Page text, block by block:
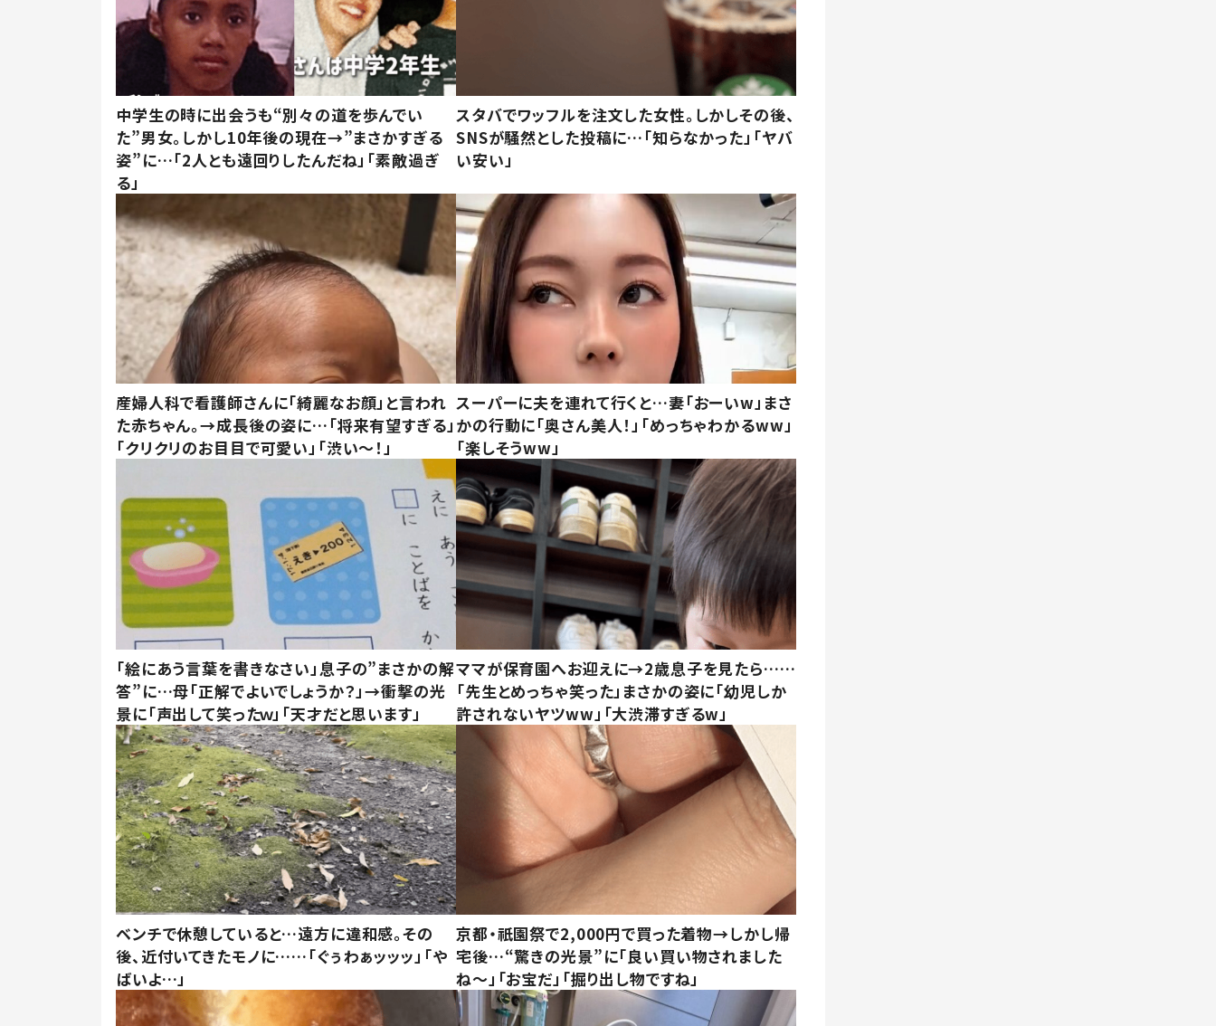
中学生の時に出会うも“別々の道を歩んでい
た”男女。しかし10年後の現在→”まさかすぎる
姿”に…「2人とも遠回りしたんだね」「素敵過ぎ
る」
スタバでワッフルを注文した女性。しかしその後、
SNSが騒然とした投稿に…「知らなかった」「ヤバ
い安い」
産婦人科で看護師さんに「綺麗なお顔」と言われ
た赤ちゃん。→成長後の姿に…「将来有望すぎる」
「クリクリのお目目で可愛い」「渋い～！」
スーパーに夫を連れて行くと…妻「おーいw」まさ
かの行動に「奥さん美人！」「めっちゃわかるww」
「楽しそうww」
「絵にあう言葉を書きなさい」息子の”まさかの解
答”に…母「正解でよいでしょうか？」→衝撃の光
景に「声出して笑ったｗ」「天才だと思います」
ママが保育園へお迎えに→2歳息子を見たら……
「先生とめっちゃ笑った」まさかの姿に「幼児しか
許されないヤツww」「大渋滞すぎるw」
ベンチで休憩していると…遠方に違和感。その
後、近付いてきたモノに……「ぐぅわぁッッッ」「や
ばいよ…」
京都・祇園祭で2,000円で買った着物→しかし帰
宅後…“驚きの光景”に「良い買い物されました
ね～」「お宝だ」「掘り出し物ですね」